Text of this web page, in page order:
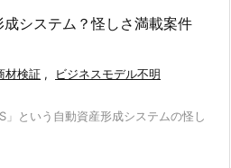
システム？怪しさ満載案件
材検証 , ビジネスモデル不明
」という自動資産形成システムの怪し